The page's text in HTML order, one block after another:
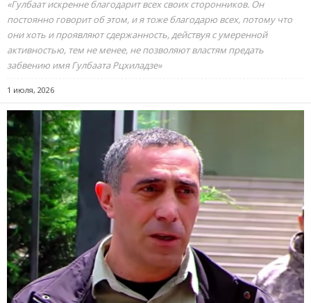
«Гулбаат искренне благодарит всех своих сторонников. Он
постоянно говорит об этом, и я тоже благодарю всех, потому что
они хоть и проявляют сдержанность, действуя с умеренной
активностью, тем не менее, не позволяют властям предать
забвению имя Гулбаата Рцхиладзе»
1 июля, 2026